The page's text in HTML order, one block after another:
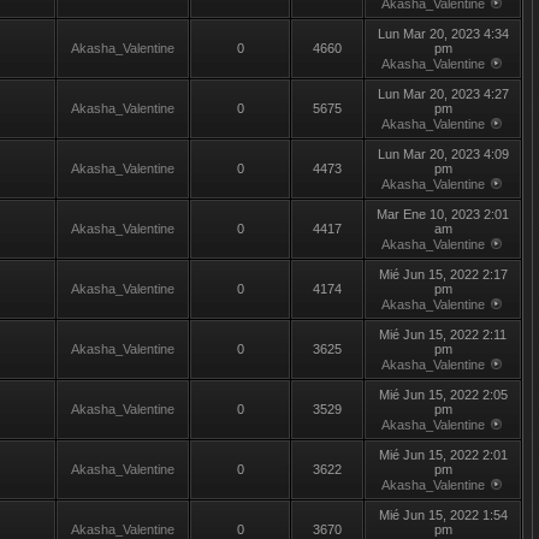
Akasha_Valentine
Akasha_Valentine 0 4660
Lun Mar 20, 2023 4:34
pm
Akasha_Valentine
Akasha_Valentine 0 5675
Lun Mar 20, 2023 4:27
pm
Akasha_Valentine
Akasha_Valentine 0 4473
Lun Mar 20, 2023 4:09
pm
Akasha_Valentine
Akasha_Valentine 0 4417
Mar Ene 10, 2023 2:01
am
Akasha_Valentine
Akasha_Valentine 0 4174
Mié Jun 15, 2022 2:17
pm
Akasha_Valentine
Akasha_Valentine 0 3625
Mié Jun 15, 2022 2:11
pm
Akasha_Valentine
Akasha_Valentine 0 3529
Mié Jun 15, 2022 2:05
pm
Akasha_Valentine
Akasha_Valentine 0 3622
Mié Jun 15, 2022 2:01
pm
Akasha_Valentine
Akasha_Valentine 0 3670
Mié Jun 15, 2022 1:54
pm